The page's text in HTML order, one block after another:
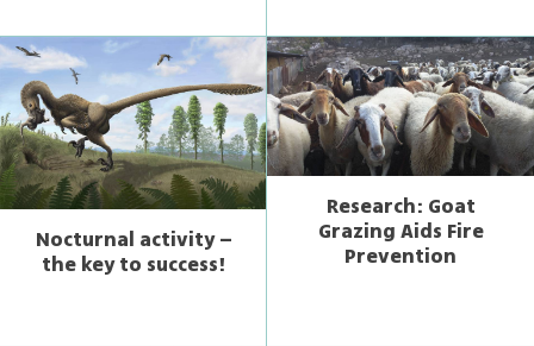
Nocturnal activity –
the key to success!
Research: Goat
Grazing Aids Fire
Prevention